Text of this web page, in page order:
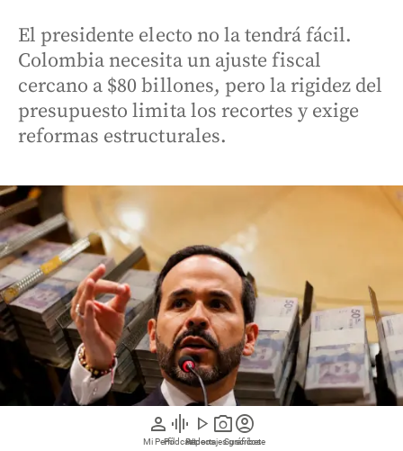
person
Mi Perfil
graphic_eq
Pódcast
play_arrow
Videos
photo_camera
Reportajes gráficos
account_circle
Suscríbete
El presidente electo no la tendrá fácil.
Colombia necesita un ajuste fiscal
cercano a $80 billones, pero la rigidez del
presupuesto limita los recortes y exige
reformas estructurales.